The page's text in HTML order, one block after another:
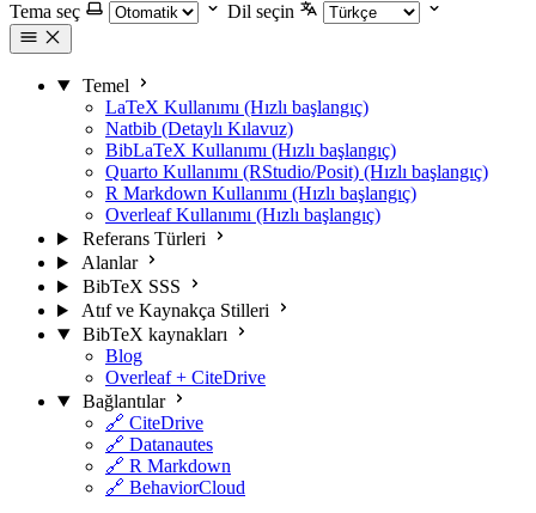
Tema seç
Dil seçin
Temel
LaTeX Kullanımı (Hızlı başlangıç)
Natbib (Detaylı Kılavuz)
BibLaTeX Kullanımı (Hızlı başlangıç)
Quarto Kullanımı (RStudio/Posit) (Hızlı başlangıç)
R Markdown Kullanımı (Hızlı başlangıç)
Overleaf Kullanımı (Hızlı başlangıç)
Referans Türleri
Alanlar
BibTeX SSS
Atıf ve Kaynakça Stilleri
BibTeX kaynakları
Blog
Overleaf + CiteDrive
Bağlantılar
🔗 CiteDrive
🔗 Datanautes
🔗 R Markdown
🔗 BehaviorCloud